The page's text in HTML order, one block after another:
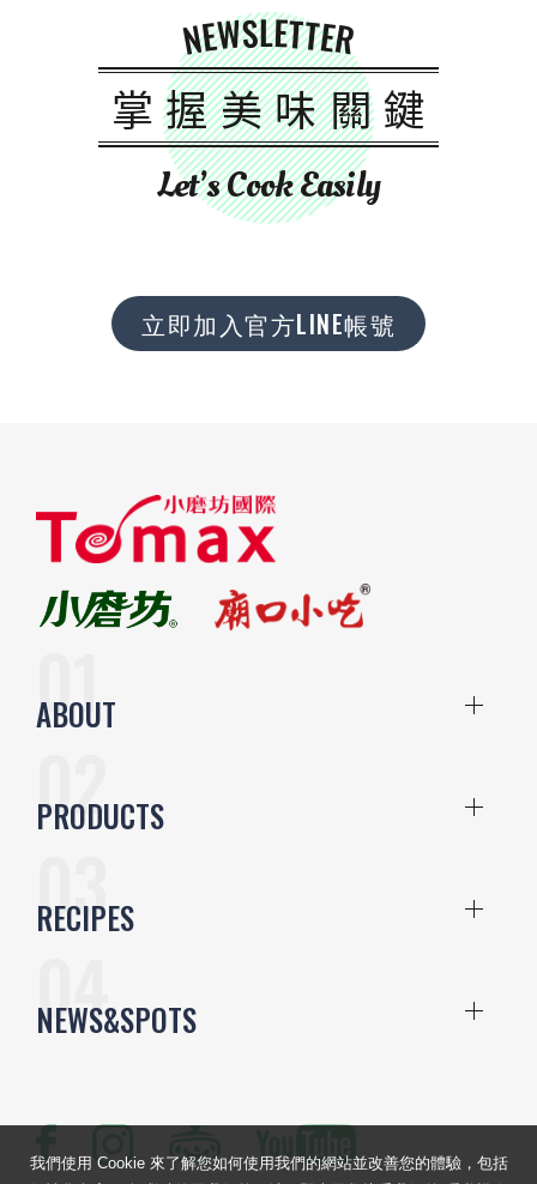
NEWSLETTER
掌握美味關鍵
Let’s Cook Easily
立即加入官方LINE帳號
ABOUT
PRODUCTS
RECIPES
NEWS&SPOTS
我們使用 Cookie 來了解您如何使用我們的網站並改善您的體驗，包括